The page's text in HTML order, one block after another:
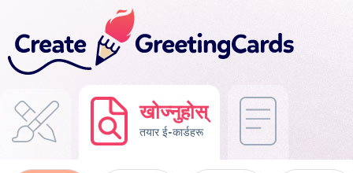
खोज्नुहोस्
तयार ई-कार्डहरू